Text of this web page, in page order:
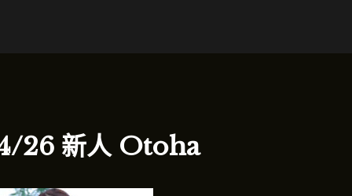
26 新人 Otoha